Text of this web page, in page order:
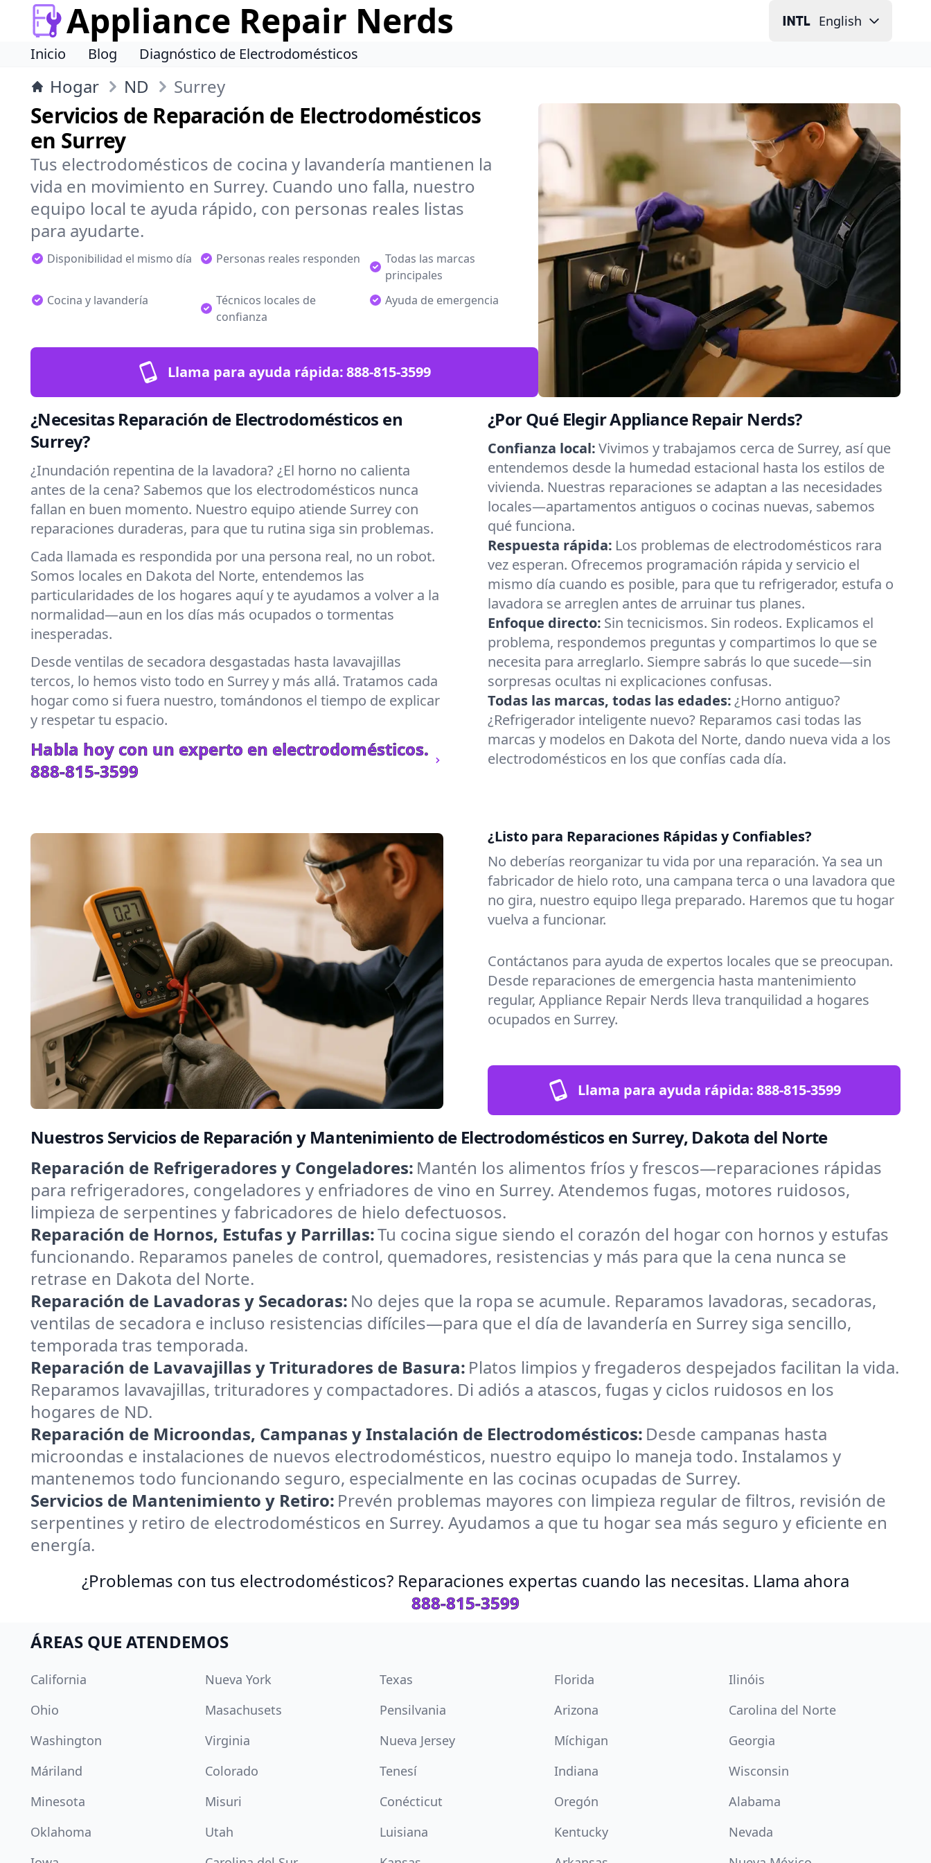
Appliance Repair Nerds English
Inicio Blog Diagnóstico de Electrodomésticos
Hogar ND Surrey
Servicios de Reparación de Electrodomésticos
en Surrey
Tus electrodomésticos de cocina y lavandería mantienen la
vida en movimiento en Surrey. Cuando uno falla, nuestro
equipo local te ayuda rápido, con personas reales listas
para ayudarte.
Disponibilidad el mismo día Personas reales responden
Todas las marcas
principales
Cocina y lavandería
Técnicos locales de
confianza
Ayuda de emergencia
Llama para ayuda rápida:888-815-3599
¿Necesitas Reparación de Electrodomésticos en
Surrey?
¿Inundación repentina de la lavadora? ¿El horno no calienta
antes de la cena? Sabemos que los electrodomésticos nunca
fallan en buen momento. Nuestro equipo atiende Surrey con
reparaciones duraderas, para que tu rutina siga sin problemas.
Cada llamada es respondida por una persona real, no un robot.
Somos locales en Dakota del Norte, entendemos las
particularidades de los hogares aquí y te ayudamos a volver a la
normalidad—aun en los días más ocupados o tormentas
inesperadas.
Desde ventilas de secadora desgastadas hasta lavavajillas
tercos, lo hemos visto todo en Surrey y más allá. Tratamos cada
hogar como si fuera nuestro, tomándonos el tiempo de explicar
y respetar tu espacio.
Habla hoy con un experto en electrodomésticos.
888-815-3599
¿Por Qué Elegir Appliance Repair Nerds?
Confianza local:Vivimos y trabajamos cerca de Surrey, así que
entendemos desde la humedad estacional hasta los estilos de
vivienda. Nuestras reparaciones se adaptan a las necesidades
locales—apartamentos antiguos o cocinas nuevas, sabemos
qué funciona.
Respuesta rápida: Los problemas de electrodomésticos rara
vez esperan. Ofrecemos programación rápida y servicio el
mismo día cuando es posible, para que tu refrigerador, estufa o
lavadora se arreglen antes de arruinar tus planes.
Enfoque directo: Sin tecnicismos. Sin rodeos. Explicamos el
problema, respondemos preguntas y compartimos lo que se
necesita para arreglarlo. Siempre sabrás lo que sucede—sin
sorpresas ocultas ni explicaciones confusas.
Todas las marcas, todas las edades:¿Horno antiguo?
¿Refrigerador inteligente nuevo? Reparamos casi todas las
marcas y modelos en Dakota del Norte, dando nueva vida a los
electrodomésticos en los que confías cada día.
¿Listo para Reparaciones Rápidas y Confiables?
No deberías reorganizar tu vida por una reparación. Ya sea un
fabricador de hielo roto, una campana terca o una lavadora que
no gira, nuestro equipo llega preparado. Haremos que tu hogar
vuelva a funcionar.
Contáctanos para ayuda de expertos locales que se preocupan.
Desde reparaciones de emergencia hasta mantenimiento
regular, Appliance Repair Nerds lleva tranquilidad a hogares
ocupados en Surrey.
Llama para ayuda rápida:888-815-3599
Nuestros Servicios de Reparación y Mantenimiento de Electrodomésticos en Surrey, Dakota del Norte
Reparación de Refrigeradores y Congeladores: Mantén los alimentos fríos y frescos—reparaciones rápidas
para refrigeradores, congeladores y enfriadores de vino en Surrey. Atendemos fugas, motores ruidosos,
limpieza de serpentines y fabricadores de hielo defectuosos.
Reparación de Hornos, Estufas y Parrillas:Tu cocina sigue siendo el corazón del hogar con hornos y estufas
funcionando. Reparamos paneles de control, quemadores, resistencias y más para que la cena nunca se
retrase en Dakota del Norte.
Reparación de Lavadoras y Secadoras: No dejes que la ropa se acumule. Reparamos lavadoras, secadoras,
ventilas de secadora e incluso resistencias difíciles—para que el día de lavandería en Surrey siga sencillo,
temporada tras temporada.
Reparación de Lavavajillas y Trituradores de Basura: Platos limpios y fregaderos despejados facilitan la vida.
Reparamos lavavajillas, trituradores y compactadores. Di adiós a atascos, fugas y ciclos ruidosos en los
hogares de ND.
Reparación de Microondas, Campanas y Instalación de Electrodomésticos: Desde campanas hasta
microondas e instalaciones de nuevos electrodomésticos, nuestro equipo lo maneja todo. Instalamos y
mantenemos todo funcionando seguro, especialmente en las cocinas ocupadas de Surrey.
Servicios de Mantenimiento y Retiro: Prevén problemas mayores con limpieza regular de filtros, revisión de
serpentines y retiro de electrodomésticos en Surrey. Ayudamos a que tu hogar sea más seguro y eficiente en
energía.
¿Problemas con tus electrodomésticos? Reparaciones expertas cuando las necesitas. Llama ahora
888-815-3599
ÁREAS QUE ATENDEMOS
California Nueva York Texas Florida
Ilinóis
Ohio
Masachusets Pensilvania Arizona
Carolina del Norte
Washington
Virginia Nueva Jersey Míchigan
Georgia
Máriland
Colorado Tenesí Indiana
Wisconsin
Minesota
Misuri Conécticut Oregón
Alabama
Oklahoma
Utah Luisiana Kentucky
Nevada